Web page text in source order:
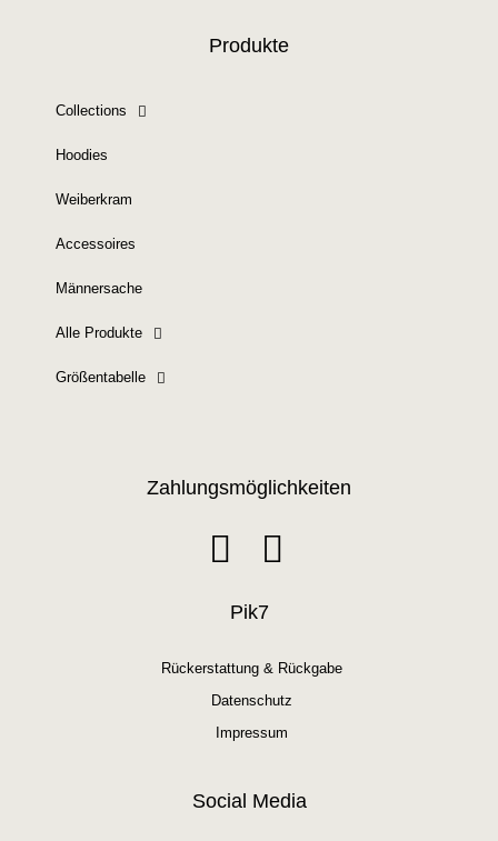
Produkte
Collections
Hoodies
Weiberkram
Accessoires
Männersache
Alle Produkte
Größentabelle
Zahlungsmöglichkeiten
Pik7
Rückerstattung & Rückgabe
Datenschutz
Impressum
Social Media